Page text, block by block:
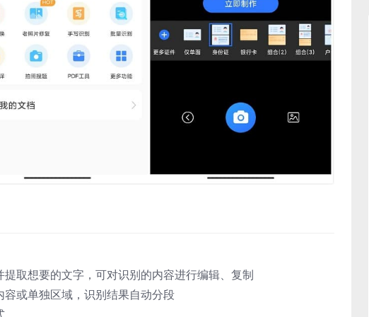
取想要的文字，可对识别的内容进行编辑、复制
或单独区域，识别结果自动分段